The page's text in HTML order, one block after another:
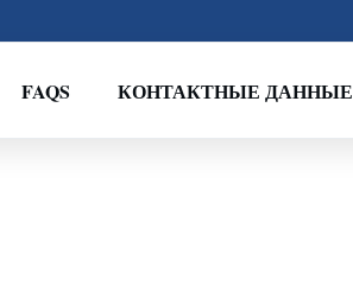
FAQS КОНТАКТНЫЕ ДАННЫЕ